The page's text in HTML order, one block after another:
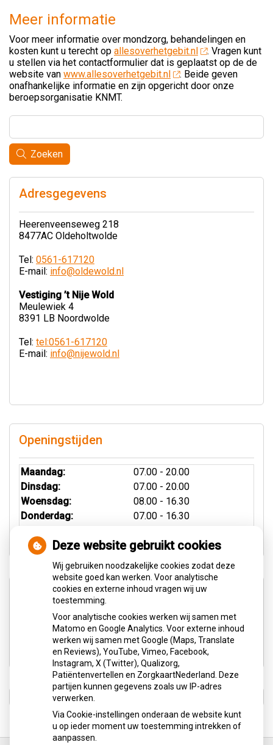
Meer informatie
Voor meer informatie over mondzorg, behandelingen en
kosten kunt u terecht op allesoverhetgebit.nl
. Vragen kunt
u stellen via het contactformulier dat is geplaatst op de de
website van www.allesoverhetgebit.nl
. Beide geven
onafhankelijke informatie en zijn opgericht door onze
beroepsorganisatie KNMT.
Zoeken
Adresgegevens
Heerenveenseweg 218
8477AC Oldeholtwolde
Tel: 0561-617120
E-mail: info@oldewold.nl
Vestiging ’t Nije Wold
Meulewiek 4
8391 LB Noordwolde
Tel: tel:0561-617120
E-mail: info@nijewold.nl
Openingstijden
Maandag:
07.00 - 20.00
Dinsdag:
07.00 - 20.00
Woensdag:
08.00 - 16.30
Donderdag:
07.00 - 16.30
Aangesloten bij:
Deze website gebruikt cookies
Wij gebruiken noodzakelijke cookies zodat deze
website goed kan werken. Voor analytische
cookies en externe inhoud vragen wij uw
toestemming.
Voor analytische cookies werken wij samen met
Matomo en Google Analytics. Voor externe inhoud
werken wij samen met Google (Maps, Translate
en Reviews), YouTube, Vimeo, Facebook,
Instagram, X (Twitter), Qualizorg,
Patiëntenvertellen en ZorgkaartNederland. Deze
partijen kunnen gegevens zoals uw IP-adres
verwerken.
Via Cookie-instellingen onderaan de website kunt
u op ieder moment uw toestemming intrekken of
aanpassen.